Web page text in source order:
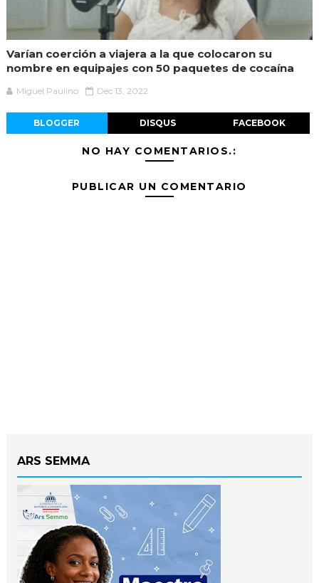
Varían coerción a viajera a la que colocaron su
nombre en equipajes con 50 paquetes de cocaína
Miguel Paulino Dec 13, 2022
BLOGGER DISQUS FACEBOOK
NO HAY COMENTARIOS.:
PUBLICAR UN COMENTARIO
ARS SEMMA